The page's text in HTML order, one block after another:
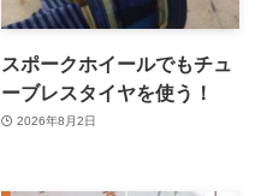
スポークホイールでもチュ
ーブレスタイヤを使う！
2026年8月2日